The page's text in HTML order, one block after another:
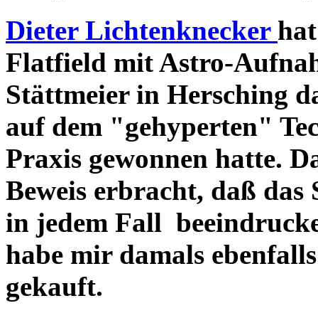
Dieter Lichtenknecker
Flatfield mit Astro-
Stättmeier in Hersching
auf dem "gehyperten"
Praxis gewonnen hatte.
Beweis erbracht, daß das
in jedem Fall
habe mir damals
gekauft.